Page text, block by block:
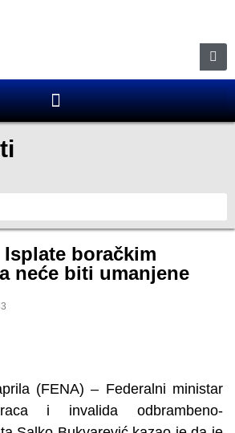
boračkim
neće biti umanjene
(FENA) – Federalni ministar
i invalida odbrambeno-